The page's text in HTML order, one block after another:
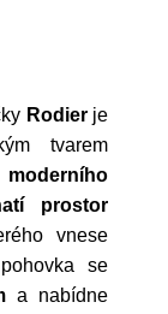
Rodierje
tvarem
prostor
vnese
se
a nabídne